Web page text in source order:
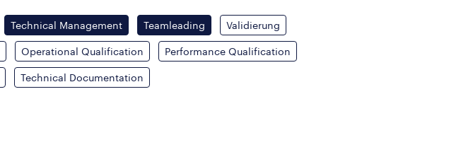
Technical Management Teamleading Validierung
Operational Qualification Performance Qualification
Technical Documentation